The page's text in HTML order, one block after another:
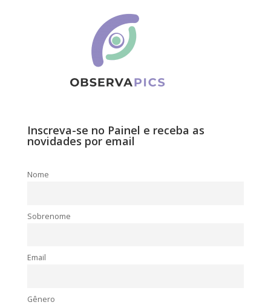
Inscreva-se no Painel e receba as
novidades por email
Nome
Sobrenome
Email
Gênero